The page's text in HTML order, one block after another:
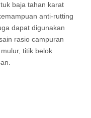
baja tahan karat
anti-rutting
dapat digunakan
rasio campuran
titik belok